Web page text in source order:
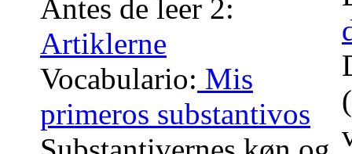
Antes de leer 2:
Artiklerne
Vocabulario: Mis
primeros substantivos